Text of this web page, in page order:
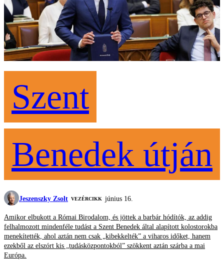
Szent
Benedek útján
Jeszenszky Zsolt VEZÉRCIKK június 16.
Amikor elbukott a Római Birodalom, és jöttek a barbár hódítók, az addig
felhalmozott mindenféle tudást a Szent Benedek által alapított kolostorokba
menekítették, ahol aztán nem csak „kibekkelték” a viharos időket, hanem
ezekből az elszórt kis „tudásközpontokból” szökkent aztán szárba a mai
Európa.